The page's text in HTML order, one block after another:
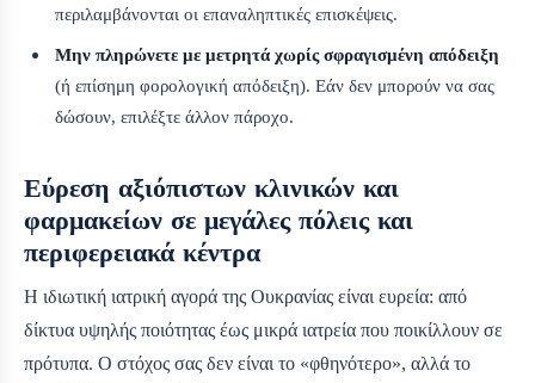
περιλαμβάνονται οι επαναληπτικές επισκέψεις.
Μην πληρώνετε με μετρητά χωρίς σφραγισμένη απόδειξη
(ή επίσημη φορολογική απόδειξη). Εάν δεν μπορούν να σας
δώσουν, επιλέξτε άλλον πάροχο.
Εύρεση αξιόπιστων κλινικών και
φαρμακείων σε μεγάλες πόλεις και
περιφερειακά κέντρα
Η ιδιωτική ιατρική αγορά της Ουκρανίας είναι ευρεία: από
δίκτυα υψηλής ποιότητας έως μικρά ιατρεία που ποικίλλουν σε
πρότυπα. Ο στόχος σας δεν είναι το «φθηνότερο», αλλά το